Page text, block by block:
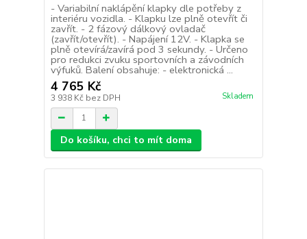
- Variabilní naklápění klapky dle potřeby z
interiéru vozidla. - Klapku lze plně otevřít či
zavřít. - 2 fázový dálkový ovladač
(zavřít/otevřít). - Napájení 12V. - Klapka se
plně otevírá/zavírá pod 3 sekundy. - Určeno
pro redukci zvuku sportovních a závodních
výfuků. Balení obsahuje: - elektronická ...
4 765 Kč
3 938 Kč bez DPH Skladem
Do košíku, chci to mít doma